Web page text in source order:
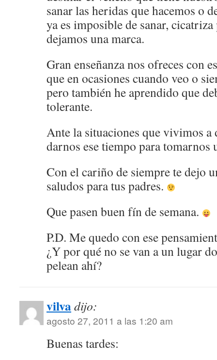
sanar las heridas que hacemos o
ya es imposible de sanar,
dejamos una marca.
Gran enseñanza nos ofreces con
que en ocasiones cuando veo o
pero también he aprendido que
tolerante.
Ante la situaciones que vivimos a
darnos ese tiempo para tomarnos
Con el cariño de siempre te dejo
saludos para tus padres.
Que pasen buen fín de semana.
P.D. Me quedo con ese
¿Y por qué no se van a un lugar
pelean ahí?
vilvadijo:
agosto 27, 2011 a las 1:20 am
Buenas tardes: